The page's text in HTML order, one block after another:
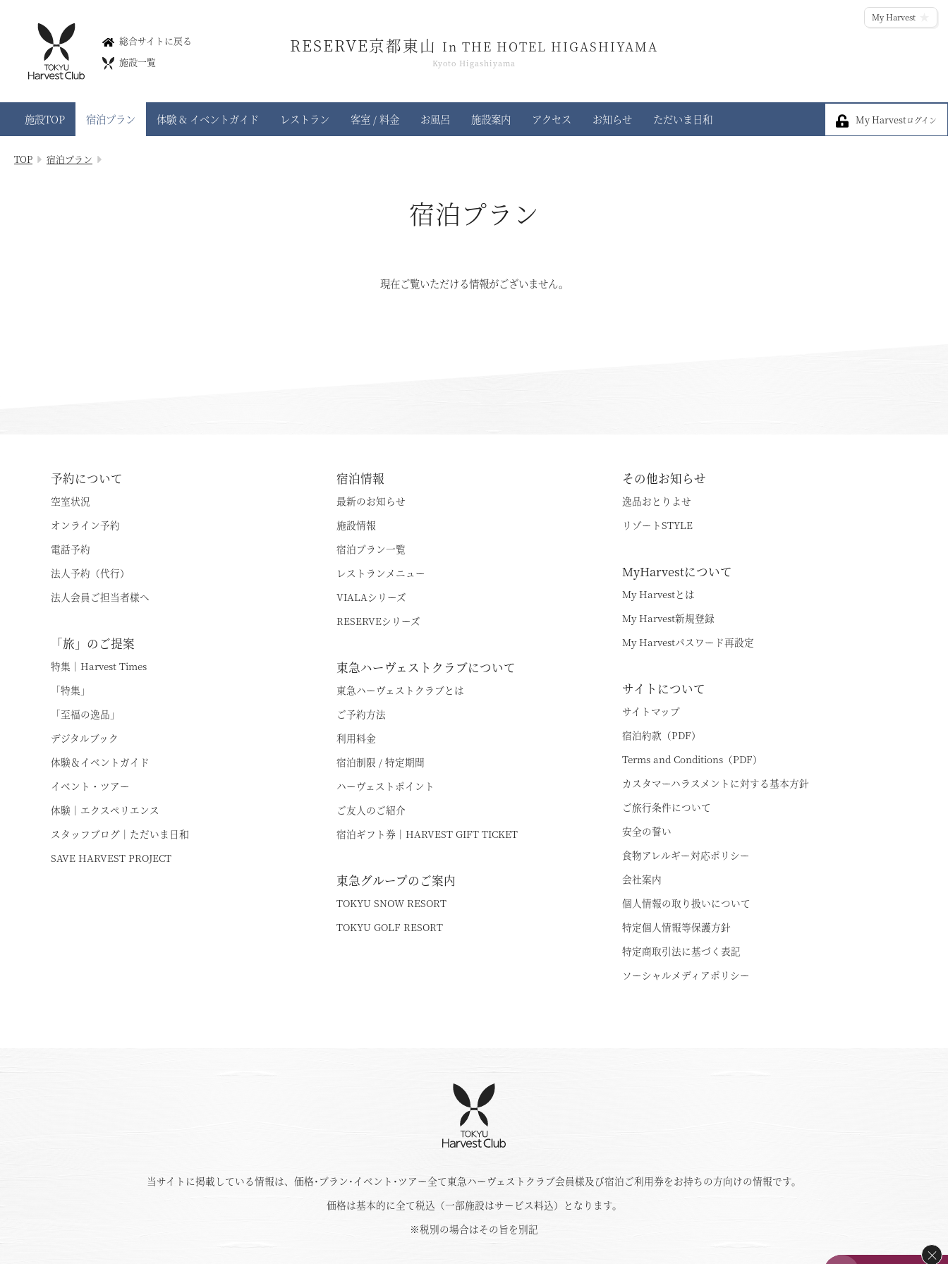
総合サイトに戻る
施設一覧
RESERVE京都東山 In THE HOTEL HIGASHIYAMA
Kyoto Higashiyama
My Harvest
施設TOP 宿泊プラン 体験 & イベントガイド レストラン 客室 / 料金 お風呂 施設案内 アクセス お知らせ ただいま日和 My Harvestログイン
RESERVE京都東山
In THE HOTEL HIGASHIYAMA
Kyoto Higashiyama
075-491-5111
（ご予約・ご変更 受付時間 9：30～17：30）
※ご予約、ご変更に関するお問い合せは承れません
My Harvest
アクセス
お知らせ
ただいま日和
TOP 宿泊プラン
宿泊プラン
現在ご覧いただける情報がございません。
×
空室状況のご確認はこちら
※ご利用には「 My Harvest 」へのログインが必要です
法人予約（代行）はこちら
予約について
空室状況
オンライン予約
電話予約
法人予約（代行）
法人会員ご担当者様へ
「旅」のご提案
特集｜Harvest Times
「特集」
「至福の逸品」
デジタルブック
体験＆イベントガイド
イベント・ツアー
体験｜エクスペリエンス
スタッフブログ｜ただいま日和
SAVE HARVEST PROJECT
宿泊情報
最新のお知らせ
施設情報
宿泊プラン一覧
レストランメニュー
VIALAシリーズ
RESERVEシリーズ
東急ハーヴェストクラブについて
東急ハーヴェストクラブとは
ご予約方法
利用料金
宿泊制限 / 特定期間
ハーヴェストポイント
ご友人のご紹介
宿泊ギフト券｜HARVEST GIFT TICKET
東急グループのご案内
TOKYU SNOW RESORT
TOKYU GOLF RESORT
その他お知らせ
逸品おとりよせ
リゾートSTYLE
MyHarvestについて
My Harvestとは
My Harvest新規登録
My Harvestパスワード再設定
サイトについて
サイトマップ
宿泊約款（PDF）
Terms and Conditions（PDF）
カスタマーハラスメントに対する基本方針
ご旅行条件について
安全の誓い
食物アレルギー対応ポリシー
会社案内
個人情報の取り扱いについて
特定個人情報等保護方針
特定商取引法に基づく表記
ソーシャルメディアポリシー
当サイトに掲載している情報は、価格･プラン･イベント･ツアー全て東急ハーヴェストクラブ会員様及び宿泊ご利用券をお持ちの方向けの情報です。
価格は基本的に全て税込（一部施設はサービス料込）となります。
※税別の場合はその旨を別記